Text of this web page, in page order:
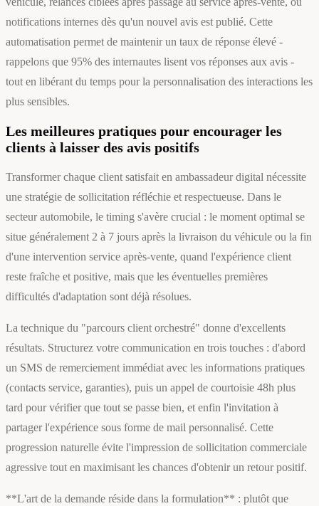
notifications internes dès qu'un nouvel avis est publié. Cette
automatisation permet de maintenir un taux de réponse élevé -
rappelons que 95% des internautes lisent vos réponses aux avis -
tout en libérant du temps pour la personnalisation des interactions les
plus sensibles.
Les meilleures pratiques pour encourager les
clients à laisser des avis positifs
Transformer chaque client satisfait en ambassadeur digital nécessite
une stratégie de sollicitation réfléchie et respectueuse. Dans le
secteur automobile, le timing s'avère crucial : le moment optimal se
situe généralement 2 à 7 jours après la livraison du véhicule ou la fin
d'une intervention service après-vente, quand l'expérience client
reste fraîche et positive, mais que les éventuelles premières
difficultés d'adaptation sont déjà résolues.
La technique du "parcours client orchestré" donne d'excellents
résultats. Structurez votre communication en trois touches : d'abord
un SMS de remerciement immédiat avec les informations pratiques
(contacts service, garanties), puis un appel de courtoisie 48h plus
tard pour vérifier que tout se passe bien, et enfin l'invitation à
partager l'expérience sous forme de mail personnalisé. Cette
progression naturelle évite l'impression de sollicitation commerciale
agressive tout en maximisant les chances d'obtenir un retour positif.
**L'art de la demande réside dans la formulation** : plutôt que